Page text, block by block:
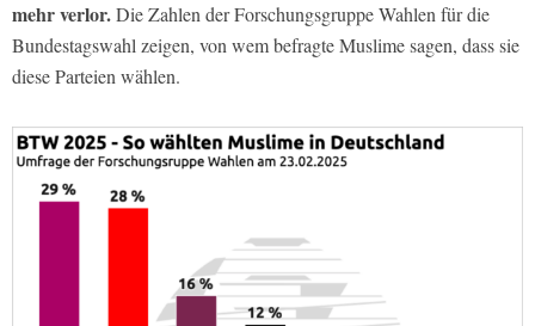
mehr verlor.Die Zahlen der Forschungsgruppe Wahlen für die
Bundestagswahl zeigen, von wem befragte Muslime sagen, dass sie
diese Parteien wählen.